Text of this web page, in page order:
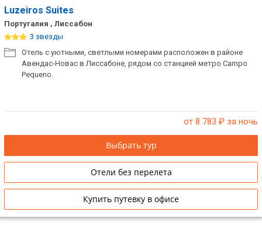
Luzeiros Suites
Португалия , Лиссабон
3 звезды
Отель с уютными, светлыми номерами расположен в районе
Авендас-Новас в Лиссабоне, рядом со станцией метро Campo
Pequeno.
от 8 783 ₽ за ночь
Выбрать тур
Отели без перелета
Купить путевку в офисе